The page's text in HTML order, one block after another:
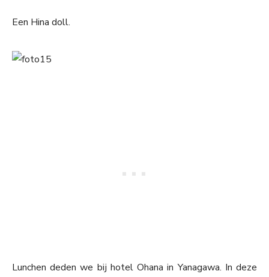
Een Hina doll.
Lunchen deden we bij hotel Ohana in Yanagawa. In deze